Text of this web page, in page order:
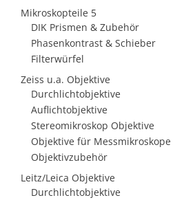
Mikroskopteile 5
DIK Prismen & Zubehör
Phasenkontrast & Schieber
Filterwürfel
Zeiss u.a. Objektive
Durchlichtobjektive
Auflichtobjektive
Stereomikroskop Objektive
Objektive für Messmikroskope
Objektivzubehör
Leitz/Leica Objektive
Durchlichtobjektive